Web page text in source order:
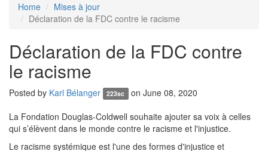
Home
Mises à jour
Déclaration de la FDC contre le racisme
Déclaration de la FDC contre
le racisme
Posted by Karl Bélanger 223sc on June 08, 2020
La Fondation Douglas-Coldwell souhaite ajouter sa voix à celles
qui s’élèvent dans le monde contre le racisme et l'injustice.
Le racisme systémique est l'une des formes d'injustice et